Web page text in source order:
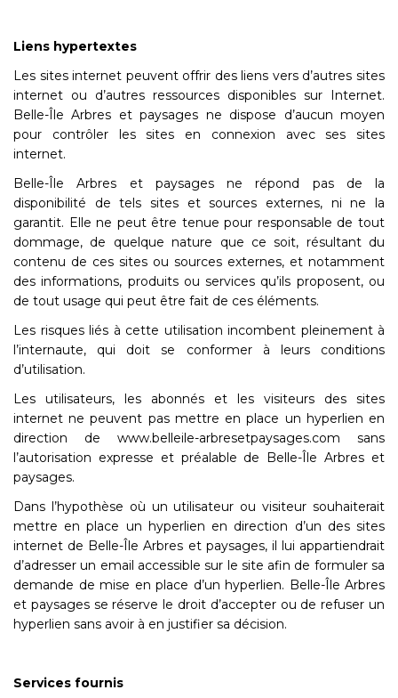
Liens hypertextes
Les sites internet peuvent offrir des liens vers d’autres sites
internet ou d’autres ressources disponibles sur Internet.
Belle-Île Arbres et paysages ne dispose d’aucun moyen
pour contrôler les sites en connexion avec ses sites
internet.
Belle-Île Arbres et paysages ne répond pas de la
disponibilité de tels sites et sources externes, ni ne la
garantit. Elle ne peut être tenue pour responsable de tout
dommage, de quelque nature que ce soit, résultant du
contenu de ces sites ou sources externes, et notamment
des informations, produits ou services qu’ils proposent, ou
de tout usage qui peut être fait de ces éléments.
Les risques liés à cette utilisation incombent pleinement à
l’internaute, qui doit se conformer à leurs conditions
d’utilisation.
Les utilisateurs, les abonnés et les visiteurs des sites
internet ne peuvent pas mettre en place un hyperlien en
direction de www.belleile-arbresetpaysages.com sans
l’autorisation expresse et préalable de Belle-Île Arbres et
paysages.
Dans l’hypothèse où un utilisateur ou visiteur souhaiterait
mettre en place un hyperlien en direction d’un des sites
internet de Belle-Île Arbres et paysages, il lui appartiendrait
d’adresser un email accessible sur le site afin de formuler sa
demande de mise en place d’un hyperlien. Belle-Île Arbres
et paysages se réserve le droit d’accepter ou de refuser un
hyperlien sans avoir à en justifier sa décision.
Services fournis